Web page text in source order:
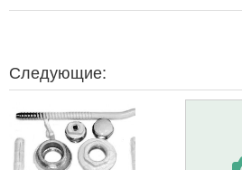
Следующие: